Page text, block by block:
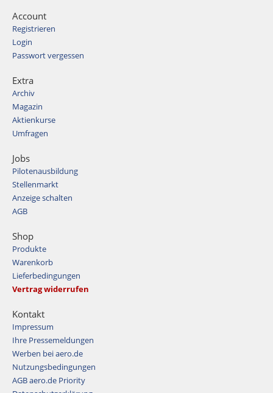
Account
Registrieren
Login
Passwort vergessen
Extra
Archiv
Magazin
Aktienkurse
Umfragen
Jobs
Pilotenausbildung
Stellenmarkt
Anzeige schalten
AGB
Shop
Produkte
Warenkorb
Lieferbedingungen
Vertrag widerrufen
Kontakt
Impressum
Ihre Pressemeldungen
Werben bei aero.de
Nutzungsbedingungen
AGB aero.de Priority